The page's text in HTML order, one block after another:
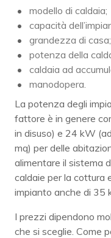
modello di caldaia;
capacità
grandezza di casa;
potenza della
caldaia ad
manodopera.
La potenza degli
fattore è in genere
in disuso) e 24 kW
mq) per delle
alimentare il sistema
caldaie per la cottura
impianto anche di 35
I prezzi dipendono
che si sceglie. Come